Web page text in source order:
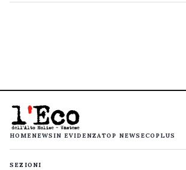
HOMENEWS IN EVIDENZATOP NEWS ECOPLUS
SEZIONI